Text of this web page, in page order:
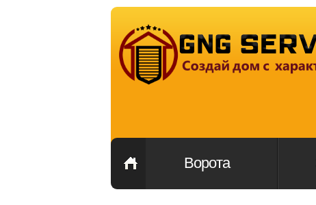
Ворота